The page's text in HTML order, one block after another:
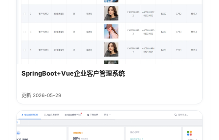
SpringBoot+Vue企业客户管理系统
更新 2026-05-29